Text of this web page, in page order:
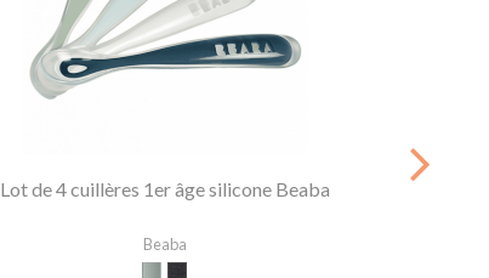
Lot de 4 cuillères 1er âge silicone Beaba
Beaba